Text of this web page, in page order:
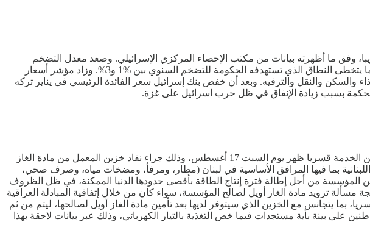
وفق ما أظهرته بيانات من مكتب الإحصاء المركزي الإسرائيلي. وصعد معدل التضخم
السنوي إلى 3.2% الشهر الماضي ليتجاوز توقعات بإرتفاعه بنسبة 3.1%، ومقارنة بنسبة 2.9% المسجلة في يونيو، وبما يتخطى النطاق الذي تستهدفه الحكومة للتضخم السنوي بين %1 و3%. وزاد مؤشر أسعار
تكاليف المنتجات الطازجة والغذاء والسكن والنقل والترفيه. وبعد أن خفض بنك إسرائيل سعر الفائدة الرئيسي في يناير تركه
المحكمة بسبب زيادة الإنفاق في ظل حرب اسرائيل على غزة.
قالت مؤسسة كهرباء لبنان أن أخر مجموعة إنتاجية لمعمل الزهراني متبقية على الشبكة الكهربائية خرج بالكامل عن الخدمة قسريا ظهر يوم السبت 17 أغسطس، وذلك جراء نفاد خزين المعمل من مادة الغاز
بما فيها المرافق الأساسية في لبنان (مطار، ومرفأ، ومضخات مياه، وصرف صحي،
من المؤسسة من أجل إطالة فترة إنتاج الطاقة بأقصى حدودها الدنيا الممكنة، في ظل الظروف
تزويد مادة الغاز أويل لصالح المؤسسة، سواء كان من خلال إتفاقية المبادلة العراقية
يتجانس مع الخزين الذي سيتوفر لديها بعد تأمين مادة الغاز أويل لصالحها، ليتم من ثم
على بينة بأية مستجدات فيما خص التغذية بالتيار الكهربائي، وذلك عبر بيانات لاحقة بهذا